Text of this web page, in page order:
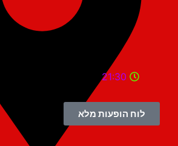
21:30
לוח הופעות מלא